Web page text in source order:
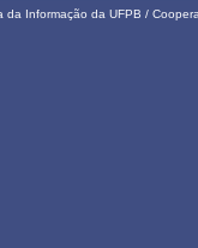
da Informação da UFPB /